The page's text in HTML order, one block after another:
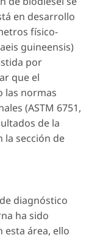
en desarrollo
físico-
guineensis)
por
que el
las normas
(ASTM 6751,
de la
la sección de
diagnóstico
ha sido
esta área, ello